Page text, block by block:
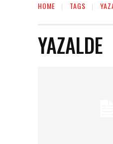
HOME TAGS
YAZALDE